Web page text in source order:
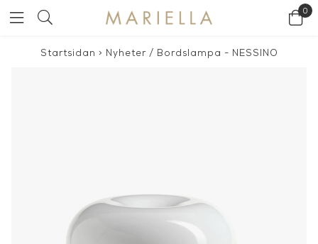
0
Startsidan > Nyheter/ Bordslampa - NESSINO